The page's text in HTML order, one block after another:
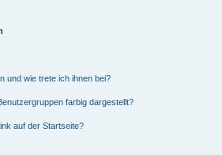
und wie trete ich ihnen bei?
farbig dargestellt?
auf der Startseite?